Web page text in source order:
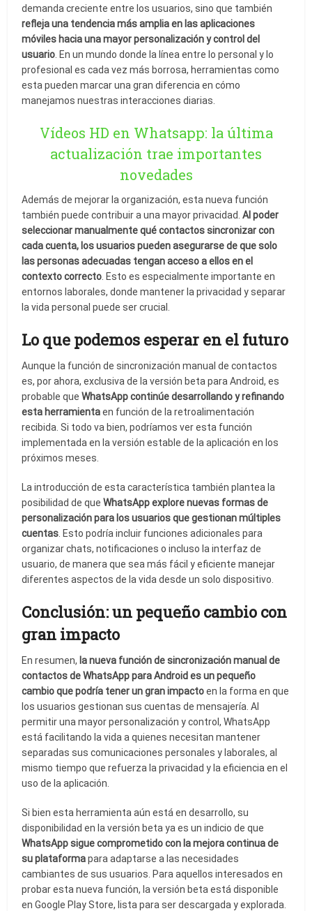
demanda creciente entre los usuarios, sino que también
refleja una tendencia más amplia en las aplicaciones
móviles hacia una mayor personalización y control del
usuario . En un mundo donde la línea entre lo personal y lo
profesional es cada vez más borrosa, herramientas como
esta pueden marcar una gran diferencia en cómo
manejamos nuestras interacciones diarias.
Vídeos HD en Whatsapp: la última
actualización trae importantes
novedades
Además de mejorar la organización, esta nueva función
también puede contribuir a una mayor privacidad.Al poder
seleccionar manualmente qué contactos sincronizar con
cada cuenta, los usuarios pueden asegurarse de que solo
las personas adecuadas tengan acceso a ellos en el
contexto correcto . Esto es especialmente importante en
entornos laborales, donde mantener la privacidad y separar
la vida personal puede ser crucial.
Lo que podemos esperar en el futuro
Aunque la función de sincronización manual de contactos
es, por ahora, exclusiva de la versión beta para Android, es
probable queWhatsApp continúe desarrollando y refinando
esta herramientaen función de la retroalimentación
recibida. Si todo va bien, podríamos ver esta función
implementada en la versión estable de la aplicación en los
próximos meses.
La introducción de esta característica también plantea la
posibilidad de queWhatsApp explore nuevas formas de
personalización para los usuarios que gestionan múltiples
cuentas . Esto podría incluir funciones adicionales para
organizar chats, notificaciones o incluso la interfaz de
usuario, de manera que sea más fácil y eficiente manejar
diferentes aspectos de la vida desde un solo dispositivo.
Conclusión: un pequeño cambio con
gran impacto
En resumen, la nueva función de sincronización manual de
contactos de WhatsApp para Android es un pequeño
cambio que podría tener un gran impactoen la forma en que
los usuarios gestionan sus cuentas de mensajería. Al
permitir una mayor personalización y control, WhatsApp
está facilitando la vida a quienes necesitan mantener
separadas sus comunicaciones personales y laborales, al
mismo tiempo que refuerza la privacidad y la eficiencia en el
uso de la aplicación.
Si bien esta herramienta aún está en desarrollo, su
disponibilidad en la versión beta ya es un indicio de que
WhatsApp sigue comprometido con la mejora continua de
su plataformapara adaptarse a las necesidades
cambiantes de sus usuarios. Para aquellos interesados en
probar esta nueva función, la versión beta está disponible
en Google Play Store, lista para ser descargada y explorada.